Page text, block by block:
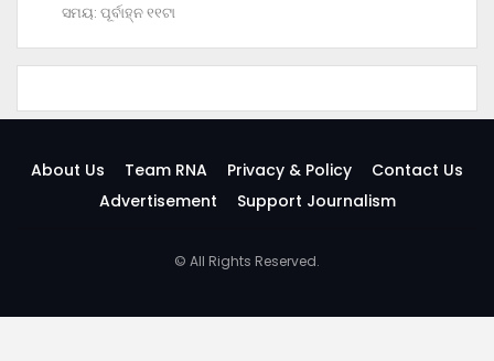
ସମୟ: ପୂର୍ବାହ୍ନ ୧୧ଟା
About Us Team RNA Privacy & Policy
Contact Us
Advertisement
Support Journalism
© All Rights Reserved.